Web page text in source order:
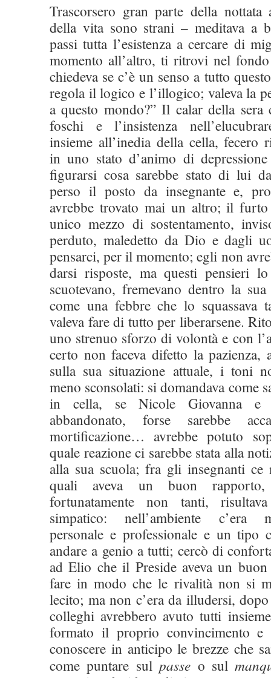
Trascorsero gran parte della
della vita sono strani – meditava a
passi tutta l’esistenza a cercare di
momento all’altro, ti ritrovi nel
chiedeva se c’è un senso a tutto
regola il logico e l’illogico; valeva la
a questo mondo?” Il calar della sera
foschi e l’insistenza
insieme all’inedia della cella, fecero
in uno stato d’animo di
figurarsi cosa sarebbe stato di lui
perso il posto da insegnante e,
avrebbe trovato mai un altro; il
unico mezzo di sostentamento,
perduto, maledetto da Dio e dagli
pensarci, per il momento; egli non
darsi risposte, ma questi pensieri
scuotevano, fremevano dentro la
come una febbre che lo squassava
valeva fare di tutto per liberarsene.
uno strenuo sforzo di volontà e con
certo non faceva difetto la pazienza,
sulla sua situazione attuale, i toni
meno sconsolati: si domandava come
in cella, se Nicole Giovanna e
abbandonato, forse sarebbe
mortificazione… avrebbe potuto
quale reazione ci sarebbe stata alla
alla sua scuola; fra gli insegnanti ce
quali aveva un buon
fortunatamente non tanti,
simpatico: nell’ambiente c’era
personale e professionale e un tipo
andare a genio a tutti; cercò di
ad Elio che il Preside aveva un buon
fare in modo che le rivalità non si
lecito; ma non c’era da illudersi,
colleghi avrebbero avuto tutti
formato il proprio convincimento e
conoscere in anticipo le brezze che
come puntare sulpasse o sul